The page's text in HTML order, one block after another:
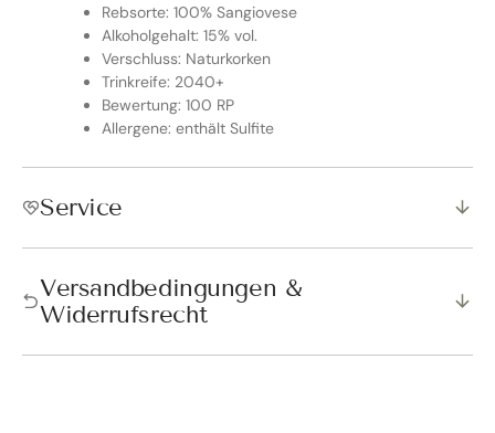
Rebsorte: 100% Sangiovese
Alkoholgehalt: 15% vol.
Verschluss: Naturkorken
Trinkreife: 2040+
Bewertung: 100 RP
Allergene: enthält Sulfite
Service
Versandbedingungen &
Widerrufsrecht